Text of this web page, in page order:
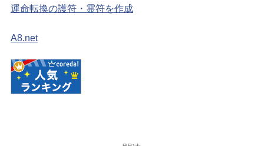
運命転換の護符・霊符を作成
A8.net